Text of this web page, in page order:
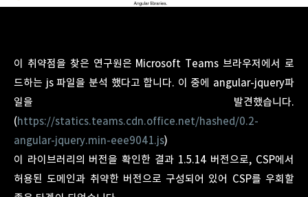
이 취약점을 찾은 연구원은 Microsoft Teams 브라우저에서 로
드하는 js 파일을 분석 했다고 합니다. 이 중에 angular-jquery파
일을 발견했습니다.
(https://statics.teams.cdn.office.net/hashed/0.2-
angular-jquery.min-eee9041.js)
이 라이브러리의 버전을 확인한 결과 1.5.14 버전으로, CSP에서
허용된 도메인과 취약한 버전으로 구성되어 있어 CSP를 우회할